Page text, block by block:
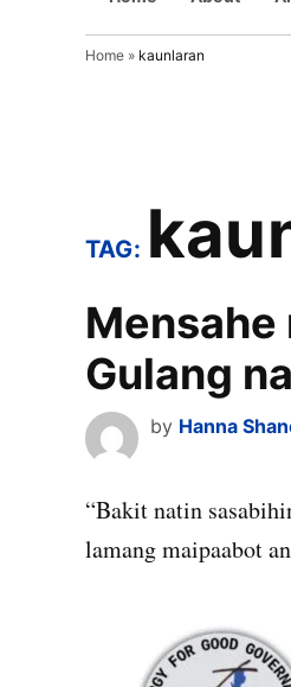
Home » kaunlaran
TAG:
Mensahe
Gulang
by Hanna
“Bakit natin
lamang maipaabot